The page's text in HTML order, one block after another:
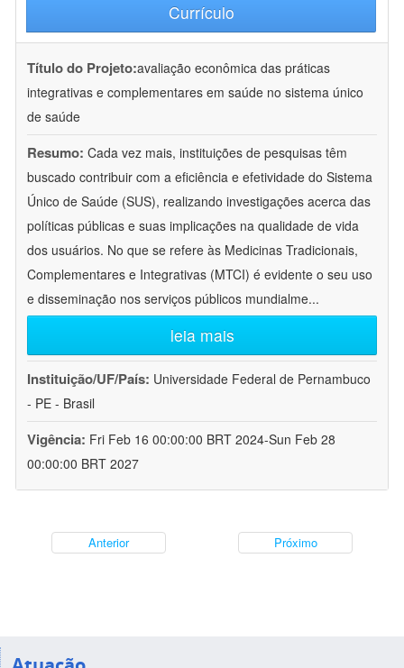
Currículo
Título do Projeto:avaliação econômica das práticas
integrativas e complementares em saúde no sistema único
de saúde
Resumo: Cada vez mais, instituições de pesquisas têm
buscado contribuir com a eficiência e efetividade do Sistema
Único de Saúde (SUS), realizando investigações acerca das
políticas públicas e suas implicações na qualidade de vida
dos usuários. No que se refere às Medicinas Tradicionais,
Complementares e Integrativas (MTCI) é evidente o seu uso
e disseminação nos serviços públicos mundialme...
leia mais
Instituição/UF/País: Universidade Federal de Pernambuco
- PE - Brasil
Vigência: Fri Feb 16 00:00:00 BRT 2024-Sun Feb 28
00:00:00 BRT 2027
Anterior Próximo